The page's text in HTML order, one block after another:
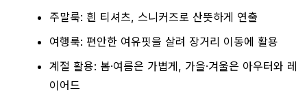
주말룩: 흰 티셔츠, 스니커즈로 산뜻하게 연출
여행룩: 편안한 여유핏을 살려 장거리 이동에 활용
계절 활용: 봄·여름은 가볍게, 가을·겨울은 아우터와 레
이어드